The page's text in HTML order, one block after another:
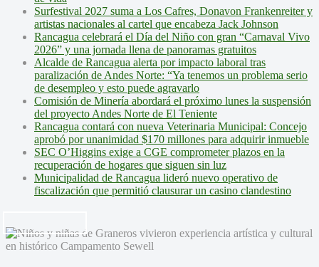
Surfestival 2027 suma a Los Cafres, Donavon Frankenreiter y
artistas nacionales al cartel que encabeza Jack Johnson
Rancagua celebrará el Día del Niño con gran “Carnaval Vivo
2026” y una jornada llena de panoramas gratuitos
Alcalde de Rancagua alerta por impacto laboral tras
paralización de Andes Norte: “Ya tenemos un problema serio
de desempleo y esto puede agravarlo
Comisión de Minería abordará el próximo lunes la suspensión
del proyecto Andes Norte de El Teniente
Rancagua contará con nueva Veterinaria Municipal: Concejo
aprobó por unanimidad $170 millones para adquirir inmueble
SEC O’Higgins exige a CGE comprometer plazos en la
recuperación de hogares que siguen sin luz
Municipalidad de Rancagua lideró nuevo operativo de
fiscalización que permitió clausurar un casino clandestino